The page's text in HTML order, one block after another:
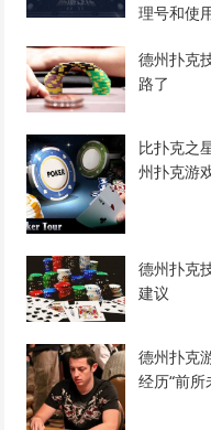
理号和使
德州扑克
路了
比扑克之
州扑克游
德州扑克
建议
德州扑克
经历“前所